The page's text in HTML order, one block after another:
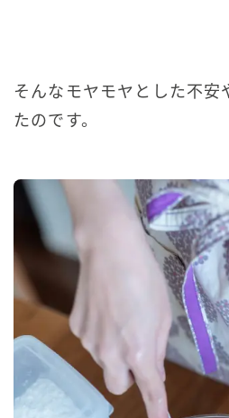
そんなモヤモヤとした不安
たのです。